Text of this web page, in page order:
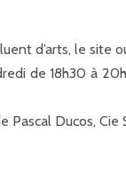
d’arts, le site
de 18h30 à
Pascal Ducos,